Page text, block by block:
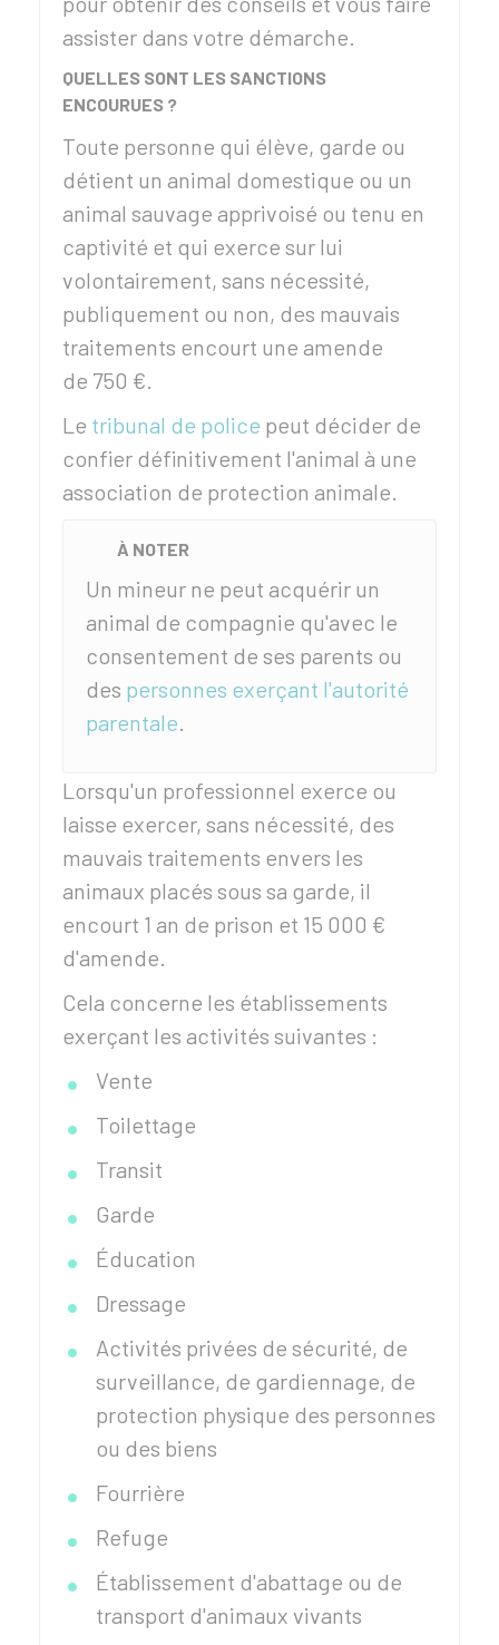
assister dans votre démarche.
QUELLES SONT LES SANCTIONS
ENCOURUES ?
Toute personne qui élève, garde ou
détient un animal domestique ou un
animal sauvage apprivoisé ou tenu en
captivité et qui exerce sur lui
volontairement, sans nécessité,
publiquement ou non, des mauvais
traitements encourt une amende
de 750 €.
Le tribunal de police peut décider de
confier définitivement l'animal à une
association de protection animale.
À NOTER
Un mineur ne peut acquérir un
animal de compagnie qu'avec le
consentement de ses parents ou
des personnes exerçant l'autorité
parentale.
Lorsqu'un professionnel exerce ou
laisse exercer, sans nécessité, des
mauvais traitements envers les
animaux placés sous sa garde, il
encourt 1 an de prison et 15 000 €
d'amende.
Cela concerne les établissements
exerçant les activités suivantes :
Vente
Toilettage
Transit
Garde
Éducation
Dressage
Activités privées de sécurité, de
surveillance, de gardiennage, de
protection physique des personnes
ou des biens
Fourrière
Refuge
Établissement d'abattage ou de
transport d'animaux vivants